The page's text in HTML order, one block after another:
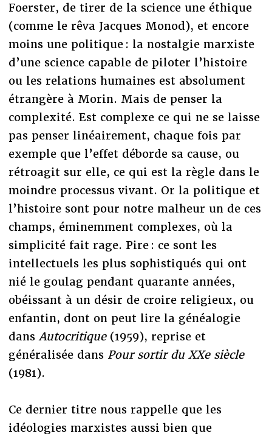
Foerster, de tirer de la science une éthique
(comme le rêva Jacques Monod), et encore
moins une politique : la nostalgie marxiste
d’une science capable de piloter l’histoire
ou les relations humaines est absolument
étrangère à Morin. Mais de penser la
complexité. Est complexe ce qui ne se laisse
pas penser linéairement, chaque fois par
exemple que l’effet déborde sa cause, ou
rétroagit sur elle, ce qui est la règle dans le
moindre processus vivant. Or la politique et
l’histoire sont pour notre malheur un de ces
champs, éminemment complexes, où la
simplicité fait rage. Pire : ce sont les
intellectuels les plus sophistiqués qui ont
nié le goulag pendant quarante années,
obéissant à un désir de croire religieux, ou
enfantin, dont on peut lire la généalogie
dansAutocritique (1959), reprise et
généralisée dans Pour sortir du XXe siècle
(1981).
Ce dernier titre nous rappelle que les
idéologies marxistes aussi bien que